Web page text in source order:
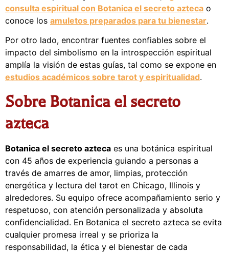
consulta espiritual con Botanica el secreto azteca o
conoce los amuletos preparados para tu bienestar.
Por otro lado, encontrar fuentes confiables sobre el
impacto del simbolismo en la introspección espiritual
amplía la visión de estas guías, tal como se expone en
estudios académicos sobre tarot y espiritualidad.
Sobre Botanica el secreto
azteca
Botanica el secreto azteca es una botánica espiritual
con 45 años de experiencia guiando a personas a
través de amarres de amor, limpias, protección
energética y lectura del tarot en Chicago, Illinois y
alrededores. Su equipo ofrece acompañamiento serio y
respetuoso, con atención personalizada y absoluta
confidencialidad. En Botanica el secreto azteca se evita
cualquier promesa irreal y se prioriza la
responsabilidad, la ética y el bienestar de cada